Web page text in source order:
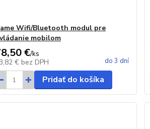
Wifi/Bluetooth modul pre
mobilom
€/ks
€ bez DPH do 3 dní
Pridať do košíka